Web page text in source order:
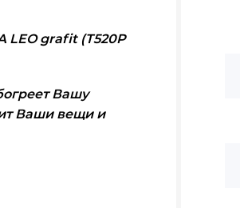
LEO grafit (T520P
Вашу
Ваши вещи и